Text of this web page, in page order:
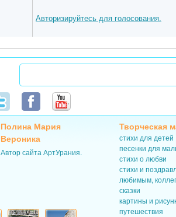
Авторизируйтесь для голосования.
Полина Мария
Вероника
Автор сайта АртУрания.
Творческая
стихи для детей
песенки для
стихи о любви
стихи и
любимым,
сказки
картины и
путешествия